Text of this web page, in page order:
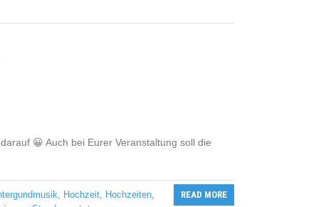
😀 Auch bei Eurer Veranstaltung soll die
, Hochzeit, Hochzeiten,
READ MORE